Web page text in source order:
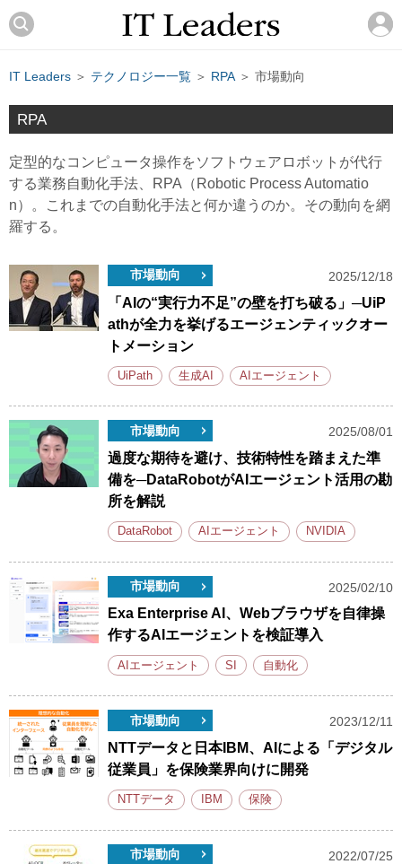
IT Leaders ＞ テクノロジー一覧 ＞ RPA ＞ 市場動向
RPA
定型的なコンピュータ操作をソフトウェアロボットが代行
する業務自動化手法、RPA（Robotic Process Automatio
n）。これまでの自動化手法と何か違うのか。その動向を網
羅する。
市場動向 2025/12/18
「AIの“実行力不足”の壁を打ち破る」─UiP
athが全力を挙げるエージェンティックオー
トメーション
UiPath 生成AI AIエージェント
市場動向 2025/08/01
過度な期待を避け、技術特性を踏まえた準
備を─DataRobotがAIエージェント活用の勘
所を解説
DataRobot AIエージェント NVIDIA
市場動向 2025/02/10
Exa Enterprise AI、Webブラウザを自律操
作するAIエージェントを検証導入
AIエージェント SI 自動化
市場動向 2023/12/11
NTTデータと日本IBM、AIによる「デジタル
従業員」を保険業界向けに開発
NTTデータ IBM 保険
市場動向 2022/07/25